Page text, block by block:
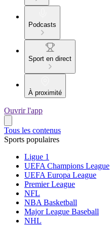
Podcasts
Sport en direct
À proximité
Ouvrir l'app
Tous les contenus
Sports populaires
Ligue 1
UEFA Champions League
UEFA Europa League
Premier League
NFL
NBA Basketball
Major League Baseball
NHL